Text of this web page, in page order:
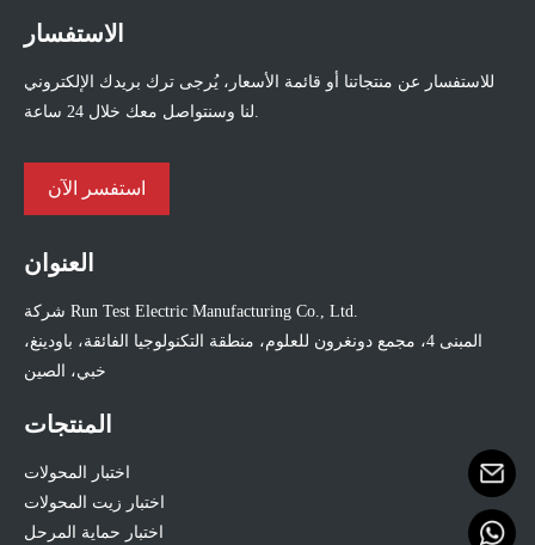
الاستفسار
للاستفسار عن منتجاتنا أو قائمة الأسعار، يُرجى ترك بريدك الإلكتروني
لنا وسنتواصل معك خلال 24 ساعة.
استفسر الآن
العنوان
شركة Run Test Electric Manufacturing Co., Ltd.
المبنى 4، مجمع دونغرون للعلوم، منطقة التكنولوجيا الفائقة، باودينغ،
خبي، الصين
المنتجات
اختبار المحولات
اختبار زيت المحولات
اختبار حماية المرحل